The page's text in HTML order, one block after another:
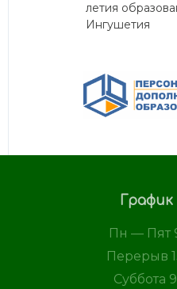
летия
Ингушетия
Пн — Пят
Перерыв
Суббота